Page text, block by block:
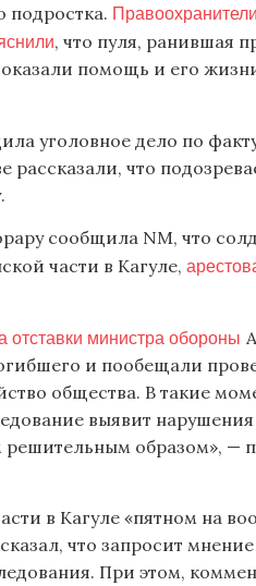
подростка.
, что пуля, ранившая
помощь и его
уголовное дело по
рассказали, что
сообщила NM, что
части в Кагуле,
отставки министра обороны
и пообещали
общества. В такие
выявит
решительным образом», —
в Кагуле «пятном на
что запросит
При этом,